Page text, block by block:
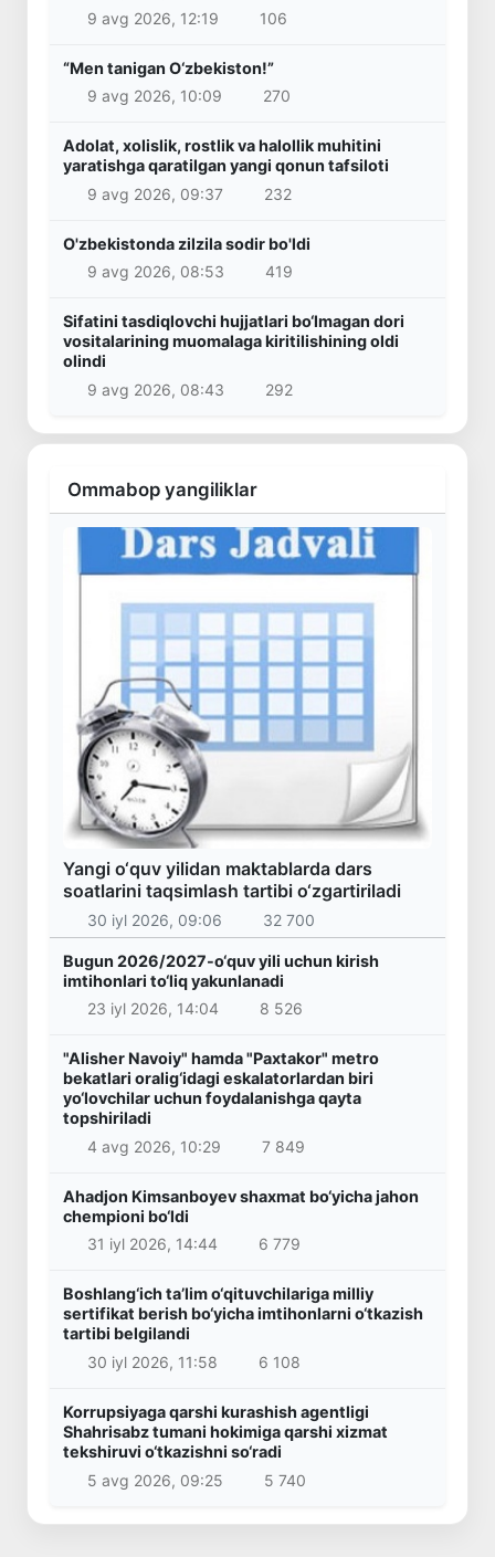
9 avg 2026, 12:19
106
“Men tanigan O‘zbekiston!”
9 avg 2026, 10:09
270
Adolat, xolislik, rostlik va halollik muhitini
yaratishga qaratilgan yangi qonun tafsiloti
9 avg 2026, 09:37
232
O'zbekistonda zilzila sodir bo'ldi
9 avg 2026, 08:53
419
Sifatini tasdiqlovchi hujjatlari bo‘lmagan dori
vositalarining muomalaga kiritilishining oldi
olindi
9 avg 2026, 08:43
292
Ommabop yangiliklar
Yangi o‘quv yilidan maktablarda dars
soatlarini taqsimlash tartibi o‘zgartiriladi
30 iyl 2026, 09:06 32 700
Bugun 2026/2027-o‘quv yili uchun kirish
imtihonlari to‘liq yakunlanadi
23 iyl 2026, 14:04
8 526
"Alisher Navoiy" hamda "Paxtakor" metro
bekatlari oralig‘idagi eskalatorlardan biri
yo‘lovchilar uchun foydalanishga qayta
topshiriladi
4 avg 2026, 10:29
7 849
Ahadjon Kimsanboyev shaxmat bo‘yicha jahon
chempioni bo‘ldi
31 iyl 2026, 14:44
6 779
Boshlang‘ich ta’lim o‘qituvchilariga milliy
sertifikat berish bo‘yicha imtihonlarni o‘tkazish
tartibi belgilandi
30 iyl 2026, 11:58
6 108
Korrupsiyaga qarshi kurashish agentligi
Shahrisabz tumani hokimiga qarshi xizmat
tekshiruvi o‘tkazishni so‘radi
5 avg 2026, 09:25
5 740